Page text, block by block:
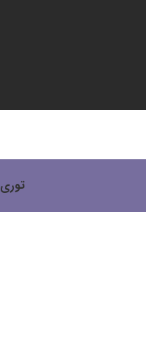
توری Mighty 100